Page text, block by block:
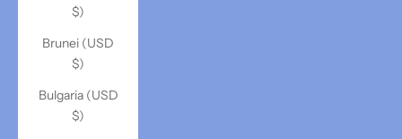
$)
Brunei (USD
$)
Bulgaria (USD
$)